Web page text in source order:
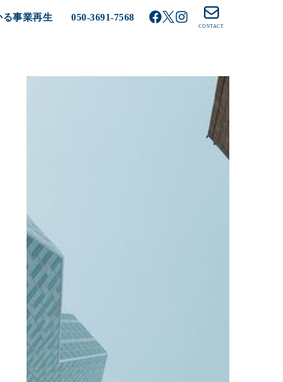
る事業再生 050-3691-7568
CONTACT